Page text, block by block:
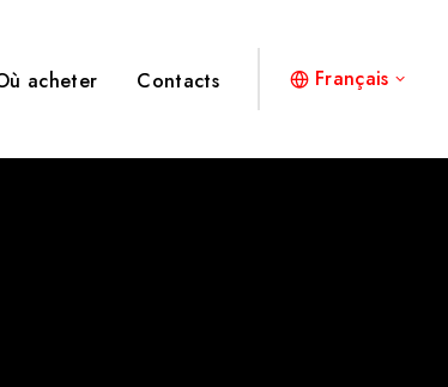
acheter Contacts Français